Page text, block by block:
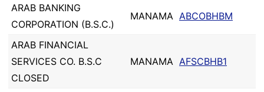
ARAB BANKING
CORPORATION (B.S.C.)
MANAMA ABCOBHBM
ARAB FINANCIAL
SERVICES CO. B.S.C
CLOSED
MANAMA AFSCBHB1